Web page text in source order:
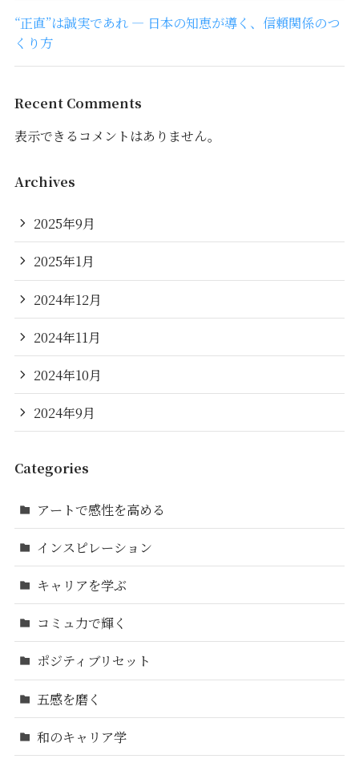
“正直”は誠実であれ ― 日本の知恵が導く、信頼関係のつ
くり方
Recent Comments
表示できるコメントはありません。
Archives
2025年9月
2025年1月
2024年12月
2024年11月
2024年10月
2024年9月
Categories
アートで感性を高める
インスピレーション
キャリアを学ぶ
コミュ力で輝く
ポジティブリセット
五感を磨く
和のキャリア学